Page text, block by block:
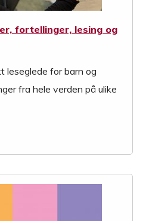
fortellinger, lesing og
leseglede for barn og
fra hele verden på ulike